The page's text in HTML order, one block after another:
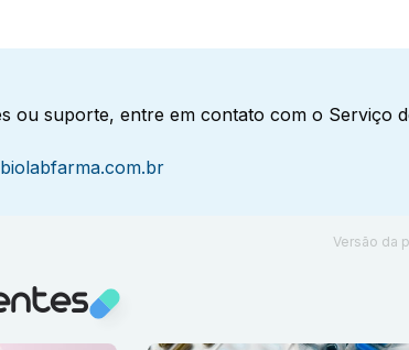
ou suporte, entre em contato com o Serviço
Versão da